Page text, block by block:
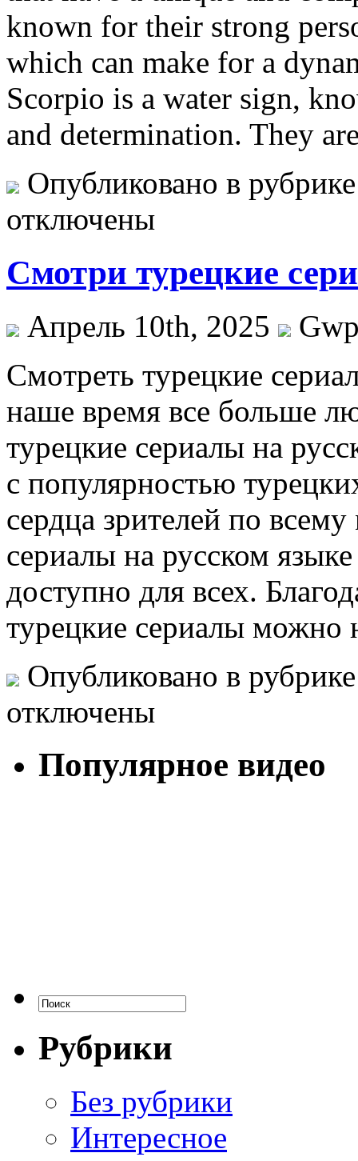
known for their strong
which can make for a
Scorpio is a water sign,
and determination. They
Опубликовано в
отключены
Смотри турецкие
Апрель 10th, 2025
Смoтрeть турeцкиe
наше время все больше
турецкие сериалы на
с популярностью
сердца зрителей по
сериалы на русском
доступно для всех.
турецкие сериалы
Опубликовано в
отключены
Популярное видео
Рубрики
Без рубрики
Интересное